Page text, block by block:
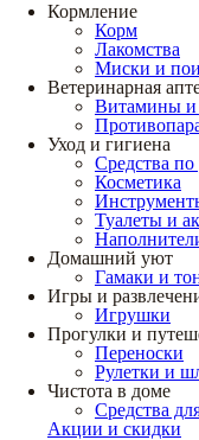
Кормление
Корм
Лакомства
Миски и
Ветеринарная
Витамины и
Уход и гигиена
Средства по
Косметика
Туалеты и
Домашний уют
Гамаки и
Игры и
Игрушки
Прогулки и
Переноски
Рулетки и
Чистота в доме
Средства
Акции и скидки